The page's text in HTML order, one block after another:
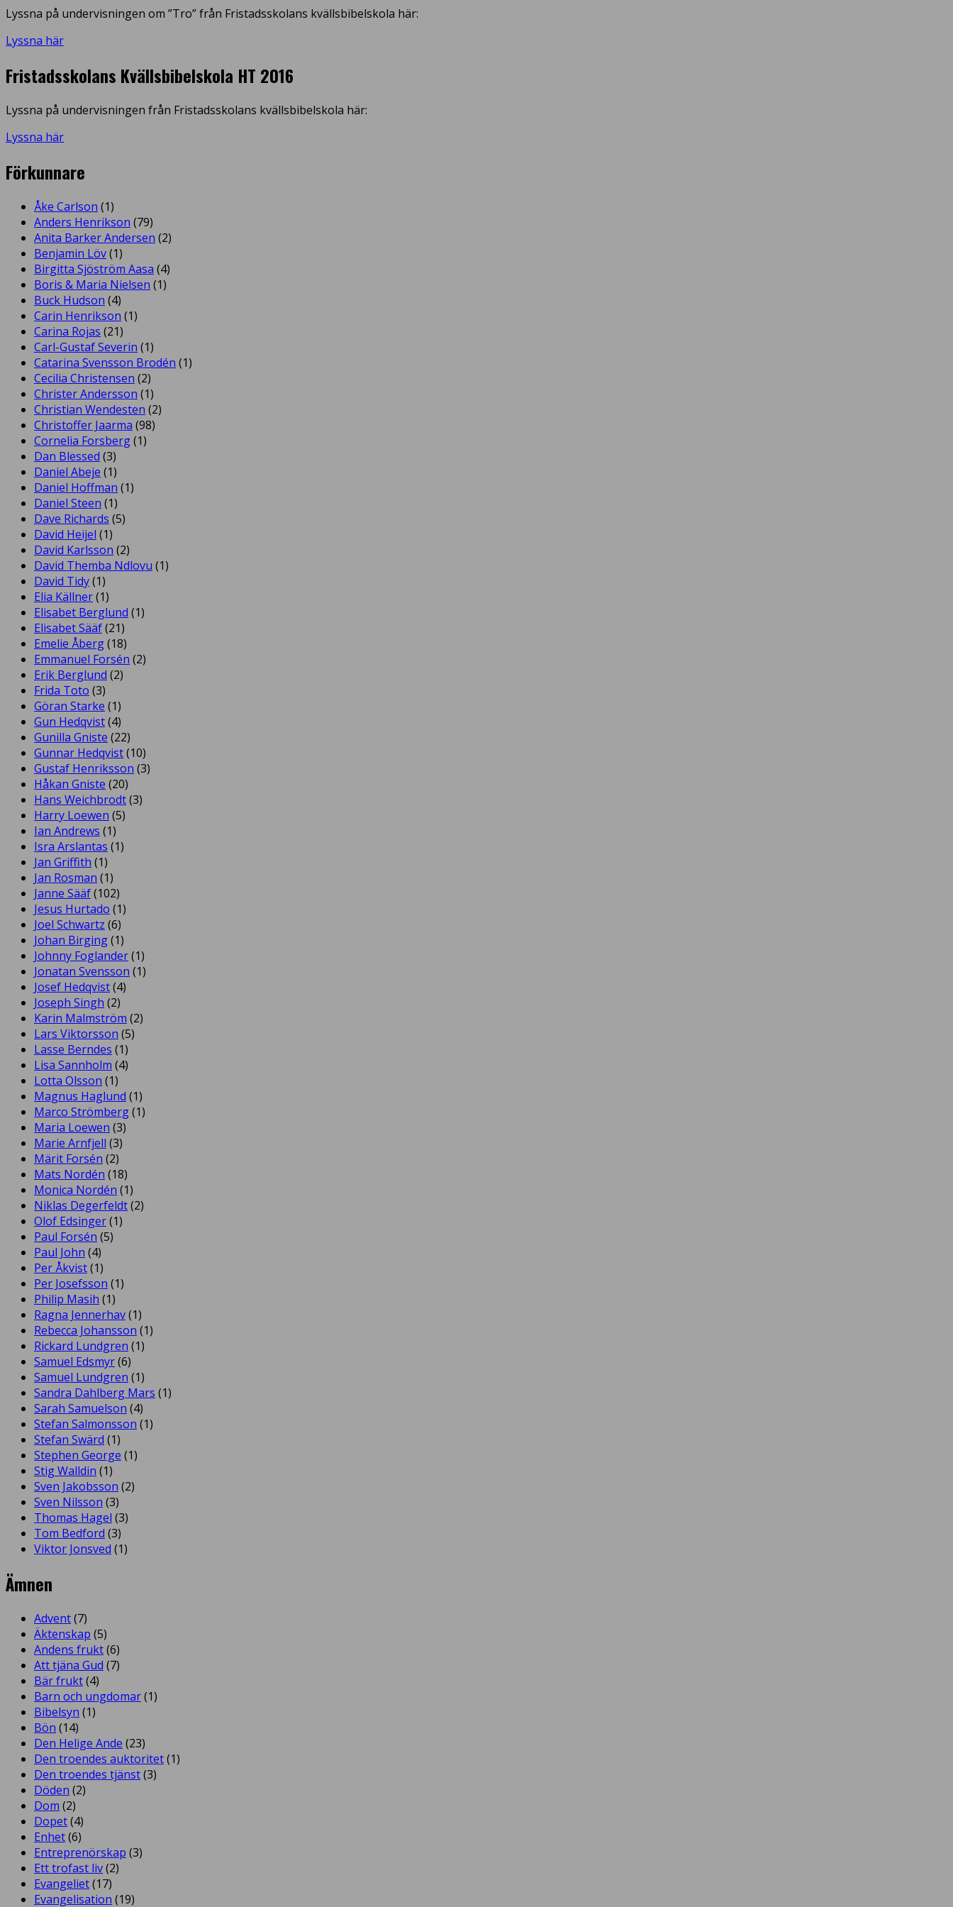
Lyssna på undervisningen om ”Tro” från Fristadsskolans kvällsbibelskola här:
Lyssna här
Fristadsskolans Kvällsbibelskola HT 2016
Lyssna på undervisningen från Fristadsskolans kvällsbibelskola här:
Lyssna här
Förkunnare
Åke Carlson (1)
Anders Henrikson (79)
Anita Barker Andersen (2)
Benjamin Löv(1)
Birgitta Sjöström Aasa (4)
Boris & Maria Nielsen (1)
Buck Hudson (4)
Carin Henrikson (1)
Carina Rojas (21)
Carl-Gustaf Severin (1)
Catarina Svensson Brodén (1)
Cecilia Christensen (2)
Christer Andersson (1)
Christian Wendesten (2)
Christoffer Jaarma (98)
Cornelia Forsberg(1)
Dan Blessed (3)
Daniel Abeje (1)
Daniel Hoffman (1)
Daniel Steen (1)
Dave Richards (5)
David Heijel (1)
David Karlsson (2)
David Themba Ndlovu (1)
David Tidy(1)
Elia Källner(1)
Elisabet Berglund (1)
Elisabet Sääf(21)
Emelie Åberg(18)
Emmanuel Forsén (2)
Erik Berglund (2)
Frida Toto (3)
Göran Starke (1)
Gun Hedqvist(4)
Gunilla Gniste (22)
Gunnar Hedqvist(10)
Gustaf Henriksson (3)
Håkan Gniste (20)
Hans Weichbrodt(3)
Harry Loewen (5)
Ian Andrews (1)
Isra Arslantas (1)
Jan Griffith (1)
Jan Rosman (1)
Janne Sääf(102)
Jesus Hurtado (1)
Joel Schwartz (6)
Johan Birging(1)
Johnny Foglander(1)
Jonatan Svensson (1)
Josef Hedqvist(4)
Joseph Singh (2)
Karin Malmström (2)
Lars Viktorsson (5)
Lasse Berndes (1)
Lisa Sannholm (4)
Lotta Olsson (1)
Magnus Haglund (1)
Marco Strömberg(1)
Maria Loewen (3)
Marie Arnfjell (3)
Märit Forsén (2)
Mats Nordén (18)
Monica Nordén (1)
Niklas Degerfeldt(2)
Olof Edsinger(1)
Paul Forsén (5)
Paul John (4)
Per Åkvist(1)
Per Josefsson (1)
Philip Masih (1)
Ragna Jennerhav(1)
Rebecca Johansson (1)
Rickard Lundgren (1)
Samuel Edsmyr(6)
Samuel Lundgren (1)
Sandra Dahlberg Mars (1)
Sarah Samuelson (4)
Stefan Salmonsson (1)
Stefan Swärd (1)
Stephen George (1)
Stig Walldin (1)
Sven Jakobsson (2)
Sven Nilsson (3)
Thomas Hagel (3)
Tom Bedford (3)
Viktor Jonsved (1)
Ämnen
Advent(7)
Äktenskap (5)
Andens frukt(6)
Att tjäna Gud (7)
Bär frukt(4)
Barn och ungdomar(1)
Bibelsyn (1)
Bön (14)
Den Helige Ande (23)
Den troendes auktoritet(1)
Den troendes tjänst(3)
Döden (2)
Dom (2)
Dopet(4)
Enhet(6)
Entreprenörskap (3)
Ett trofast liv(2)
Evangeliet(17)
Evangelisation (19)